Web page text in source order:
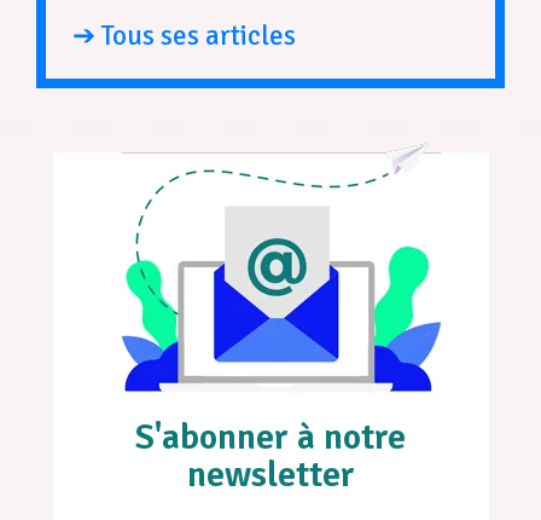
➔ Tous ses articles
S'abonner à notre
newsletter